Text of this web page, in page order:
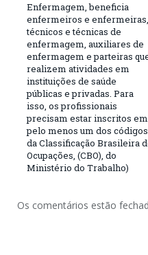
Enfermagem, beneficia
enfermeiros e enfermeiras,
técnicos e técnicas de
enfermagem, auxiliares de
enfermagem e parteiras
realizem atividades em
instituições de saúde
públicas e privadas. Para
isso, os profissionais
precisam estar inscritos em
pelo menos um dos códigos
da Classificação Brasileira
Ocupações, (CBO), do
Ministério do Trabalho)
Os comentários estão